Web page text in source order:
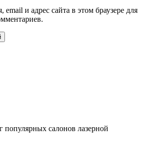
и адрес сайта в этом браузере для
популярных салонов лазерной